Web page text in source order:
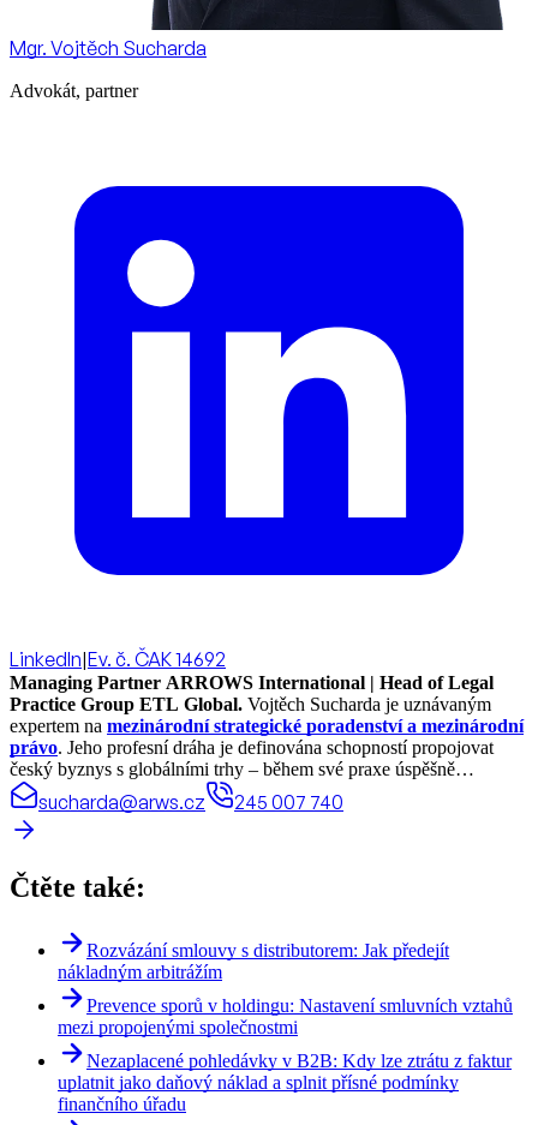
Mgr. Vojtěch Sucharda
Advokát, partner
LinkedIn|Ev. č. ČAK 14692
Managing Partner ARROWS International | Head of Legal
Practice Group ETL Global. Vojtěch Sucharda je uznávaným
expertem na mezinárodní strategické poradenství a mezinárodní
právo. Jeho profesní dráha je definována schopností propojovat
český byznys s globálními trhy – během své praxe úspěšně
realizoval právní projekty a koordinoval spolupráci ve více než 70
zemích světa.
sucharda@arws.cz 245 007 740
Čtěte také:
Rozvázání smlouvy s distributorem: Jak předejít
nákladným arbitrážím
Prevence sporů v holdingu: Nastavení smluvních vztahů
mezi propojenými společnostmi
Nezaplacené pohledávky v B2B: Kdy lze ztrátu z faktur
uplatnit jako daňový náklad a splnit přísné podmínky
finančního úřadu